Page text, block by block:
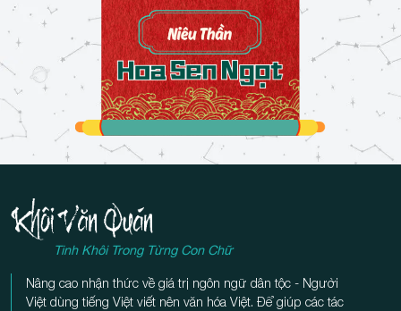
Tinh Khôi Trong Từng Con Chữ
Nâng cao nhận thức về giá trị ngôn ngữ dân tộc - Người
Việt dùng tiếng Việt viết nên văn hóa Việt. Để giúp các tác